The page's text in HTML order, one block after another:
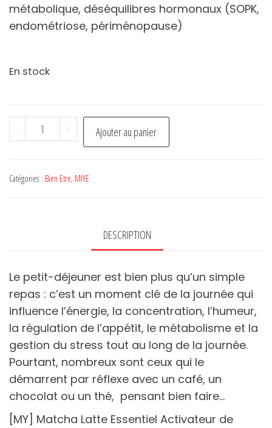
métabolique, déséquilibres hormonaux (SOPK,
endométriose, périménopause)
En stock
-
quantité
de
-
+ Ajouter au panier
Catégories : Bien Etre, MIYE
DESCRIPTION
Le petit-déjeuner est bien plus qu’un simple
repas : c’est un moment clé de la journée qui
influence l’énergie, la concentration, l’humeur,
la régulation de l’appétit, le métabolisme et la
gestion du stress tout au long de la journée.
Pourtant, nombreux sont ceux qui le
démarrent par réflexe avec un café, un
chocolat ou un thé, pensant bien faire…
[MY] Matcha Latte Essentiel Activateur de